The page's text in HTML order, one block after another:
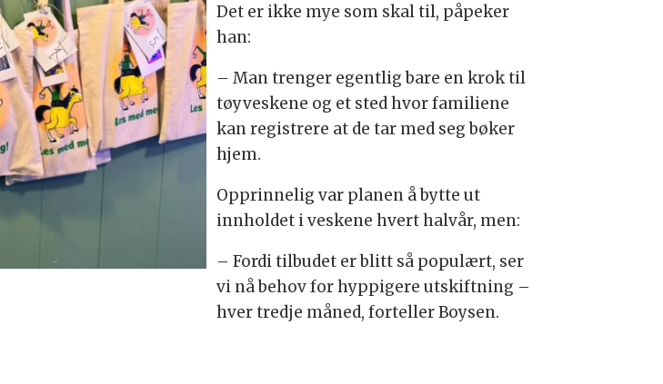
Det er ikke mye som skal til, påpeker
han:
– Man trenger egentlig bare en krok til
tøyveskene og et sted hvor familiene
kan registrere at de tar med seg bøker
hjem.
Opprinnelig var planen å bytte ut
innholdet i veskene hvert halvår, men:
– Fordi tilbudet er blitt så populært, ser
vi nå behov for hyppigere utskiftning –
hver tredje måned, forteller Boysen.